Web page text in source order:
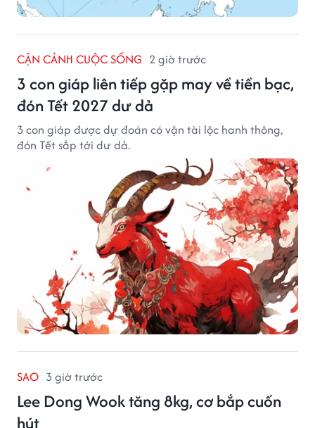
CẬN CẢNH CUỘC SỐNG 2 giờ trước
3 con giáp liên tiếp gặp may về tiền bạc,
đón Tết 2027 dư dả
3 con giáp được dự đoán có vận tài lộc hanh thông,
đón Tết sắp tới dư dả.
SAO 3 giờ trước
Lee Dong Wook tăng 8kg, cơ bắp cuốn
hút